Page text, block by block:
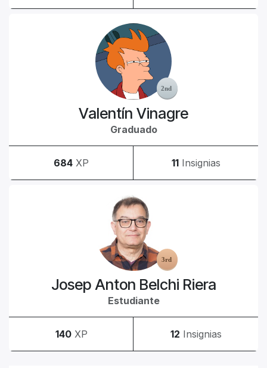
Valentín Vinagre
Graduado
684 XP 11 Insignias
Josep Anton Belchi Riera
Estudiante
140 XP 12 Insignias